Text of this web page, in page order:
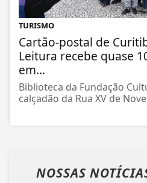
TURISMO
Cartão-postal de
Leitura recebe quase
em...
Biblioteca da Fundação
calçadão da Rua XV de
NOSSAS